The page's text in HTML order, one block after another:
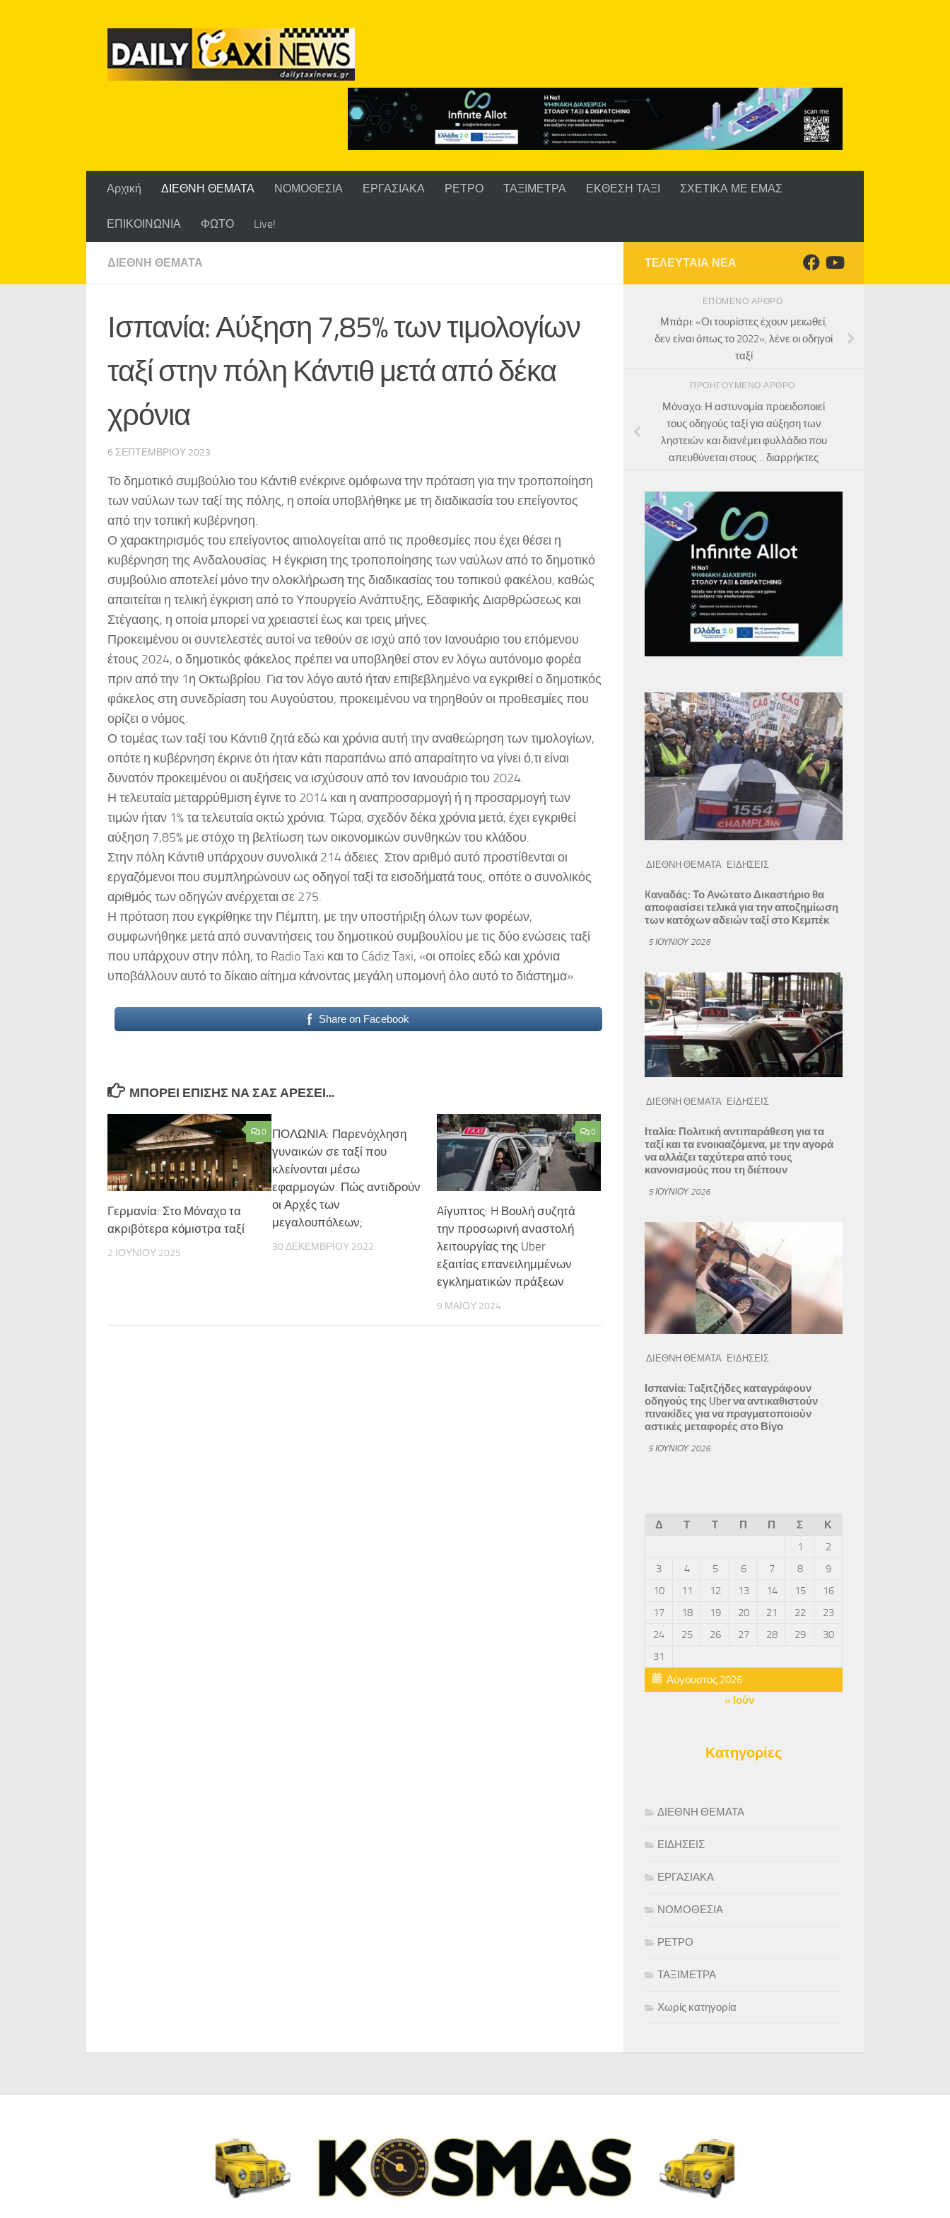
Αρχική ΔΙΕΘΝΗ ΘΕΜΑΤΑ ΝΟΜΟΘΕΣΙΑ ΕΡΓΑΣΙΑΚΑ ΡΕΤΡΟ ΤΑΞΙΜΕΤΡΑ ΕΚΘΕΣΗ ΤΑΞΙ ΣΧΕΤΙΚΑ ΜΕ ΕΜΑΣ
ΕΠΙΚΟΙΝΩΝΙΑ ΦΩΤΟ Live!
ΔΙΕΘΝΗ ΘΕΜΑΤΑ
Ισπανία: Αύξηση 7,85% των τιμολογίων
ταξί στην πόλη Κάντιθ μετά από δέκα
χρόνια
6 ΣΕΠΤΕΜΒΡΊΟΥ 2023
Το δημοτικό συμβούλιο του Κάντιθ ενέκρινε ομόφωνα την πρόταση για την τροποποίηση
των ναύλων των ταξί της πόλης, η οποία υποβλήθηκε με τη διαδικασία του επείγοντος
από την τοπική κυβέρνηση.
Ο χαρακτηρισμός του επείγοντος αιτιολογείται από τις προθεσμίες που έχει θέσει η
κυβέρνηση της Ανδαλουσίας. Η έγκριση της τροποποίησης των ναύλων από το δημοτικό
συμβούλιο αποτελεί μόνο την ολοκλήρωση της διαδικασίας του τοπικού φακέλου, καθώς
απαιτείται η τελική έγκριση από το Υπουργείο Ανάπτυξης, Εδαφικής Διαρθρώσεως και
Στέγασης, η οποία μπορεί να χρειαστεί έως και τρεις μήνες.
Προκειμένου οι συντελεστές αυτοί να τεθούν σε ισχύ από τον Ιανουάριο του επόμενου
έτους 2024, ο δημοτικός φάκελος πρέπει να υποβληθεί στον εν λόγω αυτόνομο φορέα
πριν από την 1η Οκτωβρίου. Για τον λόγο αυτό ήταν επιβεβλημένο να εγκριθεί ο δημοτικός
φάκελος στη συνεδρίαση του Αυγούστου, προκειμένου να τηρηθούν οι προθεσμίες που
ορίζει ο νόμος.
Ο τομέας των ταξί του Κάντιθ ζητά εδώ και χρόνια αυτή την αναθεώρηση των τιμολογίων,
οπότε η κυβέρνηση έκρινε ότι ήταν κάτι παραπάνω από απαραίτητο να γίνει ό,τι είναι
δυνατόν προκειμένου οι αυξήσεις να ισχύσουν από τον Ιανουάριο του 2024.
Η τελευταία μεταρρύθμιση έγινε το 2014 και η αναπροσαρμογή ή η προσαρμογή των
τιμών ήταν 1% τα τελευταία οκτώ χρόνια. Τώρα, σχεδόν δέκα χρόνια μετά, έχει εγκριθεί
αύξηση 7,85% με στόχο τη βελτίωση των οικονομικών συνθηκών του κλάδου.
Στην πόλη Κάντιθ υπάρχουν συνολικά 214 άδειες. Στον αριθμό αυτό προστίθενται οι
εργαζόμενοι που συμπληρώνουν ως οδηγοί ταξί τα εισοδήματά τους, οπότε ο συνολικός
αριθμός των οδηγών ανέρχεται σε 275.
Η πρόταση που εγκρίθηκε την Πέμπτη, με την υποστήριξη όλων των φορέων,
συμφωνήθηκε μετά από συναντήσεις του δημοτικού συμβουλίου με τις δύο ενώσεις ταξί
που υπάρχουν στην πόλη, το Radio Taxi και το Cádiz Taxi, «οι οποίες εδώ και χρόνια
υποβάλλουν αυτό το δίκαιο αίτημα κάνοντας μεγάλη υπομονή όλο αυτό το διάστημα».
Share on Facebook
ΜΠΟΡΕΊ ΕΠΊΣΗΣ ΝΑ ΣΑΣ ΑΡΈΣΕΙ...
0
Γερμανία: Στο Μόναχο τα
ακριβότερα κόμιστρα ταξί
2 ΙΟΥΝΊΟΥ 2025
ΠΟΛΩΝΙΑ: Παρενόχληση
γυναικών σε ταξί που
κλείνονται μέσω
εφαρμογών. Πώς αντιδρούν
οι Αρχές των
μεγαλουπόλεων;
30 ΔΕΚΕΜΒΡΊΟΥ 2022
0
Aίγυπτος: H Βουλή συζητά
την προσωρινή αναστολή
λειτουργίας της Uber
εξαιτίας επανειλημμένων
εγκληματικών πράξεων
9 ΜΑΪ́ΟΥ 2024
ΤΕΛΕΥΤΑΙΑ ΝΕΑ
ΕΠΌΜΕΝΟ ΆΡΘΡΟ
Μπάρι: «Οι τουρίστες έχουν μειωθεί,
δεν είναι όπως το 2022», λένε οι οδηγοί
ταξί
ΠΡΟΗΓΟΎΜΕΝΟ ΆΡΘΡΟ
Μόναχο: Η αστυνομία προειδοποιεί
τους οδηγούς ταξί για αύξηση των
ληστειών και διανέμει φυλλάδιο που
απευθύνεται στους… διαρρήκτες
ΔΙΕΘΝΗ ΘΕΜΑΤΑ ΕΙΔΗΣΕΙΣ
Kαναδάς: Το Ανώτατο Δικαστήριο θα
αποφασίσει τελικά για την αποζημίωση
των κατόχων αδειών ταξί στο Κεμπέκ
5 ΙΟΥΝΊΟΥ 2026
ΔΙΕΘΝΗ ΘΕΜΑΤΑ ΕΙΔΗΣΕΙΣ
Ιταλία: Πολιτική αντιπαράθεση για τα
ταξί και τα ενοικιαζόμενα, με την αγορά
να αλλάζει ταχύτερα από τους
κανονισμούς που τη διέπουν
5 ΙΟΥΝΊΟΥ 2026
ΔΙΕΘΝΗ ΘΕΜΑΤΑ ΕΙΔΗΣΕΙΣ
Ισπανία: Tαξιτζήδες καταγράφουν
οδηγούς της Uber να αντικαθιστούν
πινακίδες για να πραγματοποιούν
αστικές μεταφορές στο Βίγο
5 ΙΟΥΝΊΟΥ 2026
Αύγουστος 2026
Δ Τ Τ Π Π Σ
Κ
1
2
3
4 5 6 7 8
9
10
11 12 13 14 15
16
17
18 19 20 21 22
23
24
25 26 27 28 29
30
31
« Ιούν
Κατηγορίες
ΔΙΕΘΝΗ ΘΕΜΑΤΑ
ΕΙΔΗΣΕΙΣ
ΕΡΓΑΣΙΑΚΑ
ΝΟΜΟΘΕΣΙΑ
ΡΕΤΡΟ
ΤΑΞΙΜΕΤΡΑ
Χωρίς κατηγορία